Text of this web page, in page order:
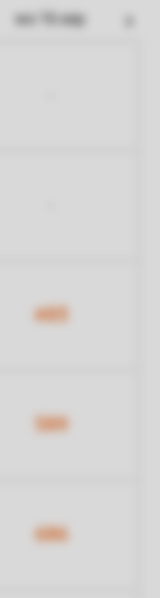
wo 16 sep
483
589
686